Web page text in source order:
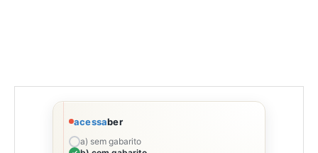
acessaber
a) sem gabarito